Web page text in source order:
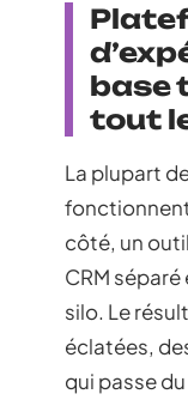
base
tout
La plupart
fonctionnent
côté, un
CRM
silo. Le
éclatées,
qui passe